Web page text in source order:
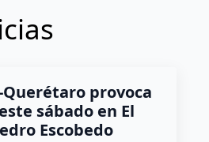
provoca
sábado en El
Escobedo